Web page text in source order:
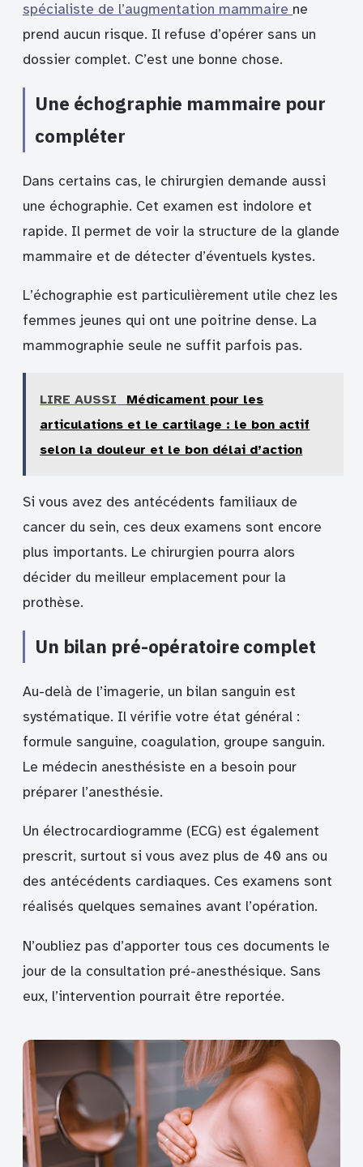
spécialiste de l’augmentation mammaire ne
prend aucun risque. Il refuse d’opérer sans un
dossier complet. C’est une bonne chose.
Une échographie mammaire pour
compléter
Dans certains cas, le chirurgien demande aussi
une échographie. Cet examen est indolore et
rapide. Il permet de voir la structure de la glande
mammaire et de détecter d’éventuels kystes.
L’échographie est particulièrement utile chez les
femmes jeunes qui ont une poitrine dense. La
mammographie seule ne suffit parfois pas.
LIRE AUSSI
Médicament pour les
articulations et le cartilage : le bon actif
selon la douleur et le bon délai d’action
Si vous avez des antécédents familiaux de
cancer du sein, ces deux examens sont encore
plus importants. Le chirurgien pourra alors
décider du meilleur emplacement pour la
prothèse.
Un bilan pré-opératoire complet
Au-delà de l’imagerie, un bilan sanguin est
systématique. Il vérifie votre état général :
formule sanguine, coagulation, groupe sanguin.
Le médecin anesthésiste en a besoin pour
préparer l’anesthésie.
Un électrocardiogramme (ECG) est également
prescrit, surtout si vous avez plus de 40 ans ou
des antécédents cardiaques. Ces examens sont
réalisés quelques semaines avant l’opération.
N’oubliez pas d’apporter tous ces documents le
jour de la consultation pré-anesthésique. Sans
eux, l’intervention pourrait être reportée.